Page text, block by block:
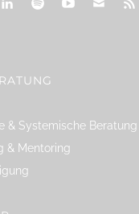
& Systemische Beratung
& Mentoring